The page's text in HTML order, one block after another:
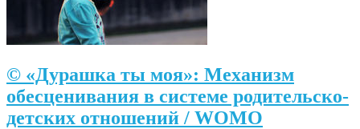
© «Дурашка ты моя»: Механизм
обесценивания в системе родительско-
детских отношений / WOMO